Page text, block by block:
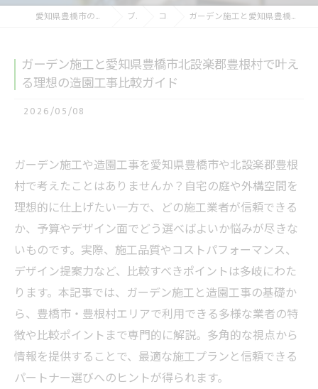
愛知県豊橋市のリフォームなら株式会社山本工業 ブログ コラム ガーデン施工と愛知県豊橋市北設楽郡豊根村で叶える理想の造園工事比較ガイド
ガーデン施工と愛知県豊橋市北設楽郡豊根村で叶え
る理想の造園工事比較ガイド
2026/05/08
ガーデン施工や造園工事を愛知県豊橋市や北設楽郡豊根
村で考えたことはありませんか？自宅の庭や外構空間を
理想的に仕上げたい一方で、どの施工業者が信頼できる
か、予算やデザイン面でどう選べばよいか悩みが尽きな
いものです。実際、施工品質やコストパフォーマンス、
デザイン提案力など、比較すべきポイントは多岐にわた
ります。本記事では、ガーデン施工と造園工事の基礎か
ら、豊橋市・豊根村エリアで利用できる多様な業者の特
徴や比較ポイントまで専門的に解説。多角的な視点から
情報を提供することで、最適な施工プランと信頼できる
パートナー選びへのヒントが得られます。